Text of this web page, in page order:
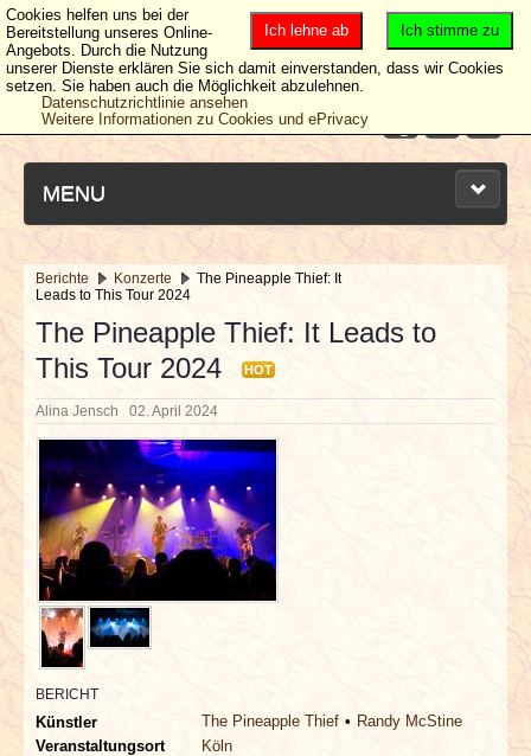
MENU
NEUESTE ARTIKEL
NEWS & DATES
BERICHTE
VERLOSUNGEN
INTERVIEWS
SPECIALS
REDAKTION
LINKS
Berichte Konzerte
The Pineapple Thief: It
Leads to This Tour 2024
The Pineapple Thief: It Leads to
This Tour 2024
HOT
Alina Jensch 02. April 2024
BERICHT
Künstler The Pineapple Thief
Randy McStine
Veranstaltungsort
Köln
Ich stimme zu
Ich lehne ab
Cookies helfen uns bei der
Bereitstellung unseres Online-
Angebots. Durch die Nutzung
unserer Dienste erklären Sie sich damit einverstanden, dass wir Cookies
setzen. Sie haben auch die Möglichkeit abzulehnen.
Datenschutzrichtlinie ansehen
Weitere Informationen zu Cookies und ePrivacy